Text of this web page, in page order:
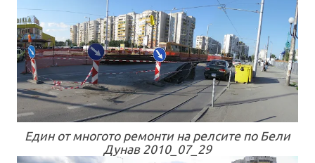
Един от многото ремонти на релсите по Бели
Дунав 2010_07_29